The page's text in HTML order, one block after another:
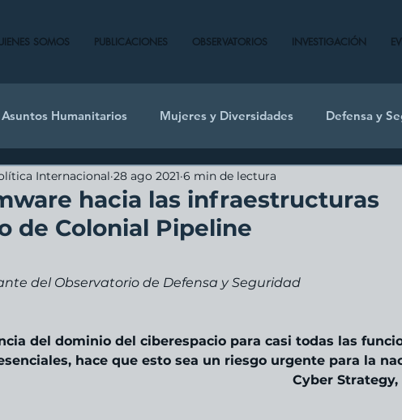
SOMOS PUBLICACIONES OBSERVATORIOS INVESTIGACIÓN
Asuntos Humanitarios Mujeres y Diversidades Defensa y
hacia las infraestructuras
de Colonial Pipeline
Internacional 28 ago 2021 6 min de lectura
del Observatorio de Defensa y Seguridad
del dominio del ciberespacio para casi todas las
hace que esto sea un riesgo urgente para la
Cyber Strategy,